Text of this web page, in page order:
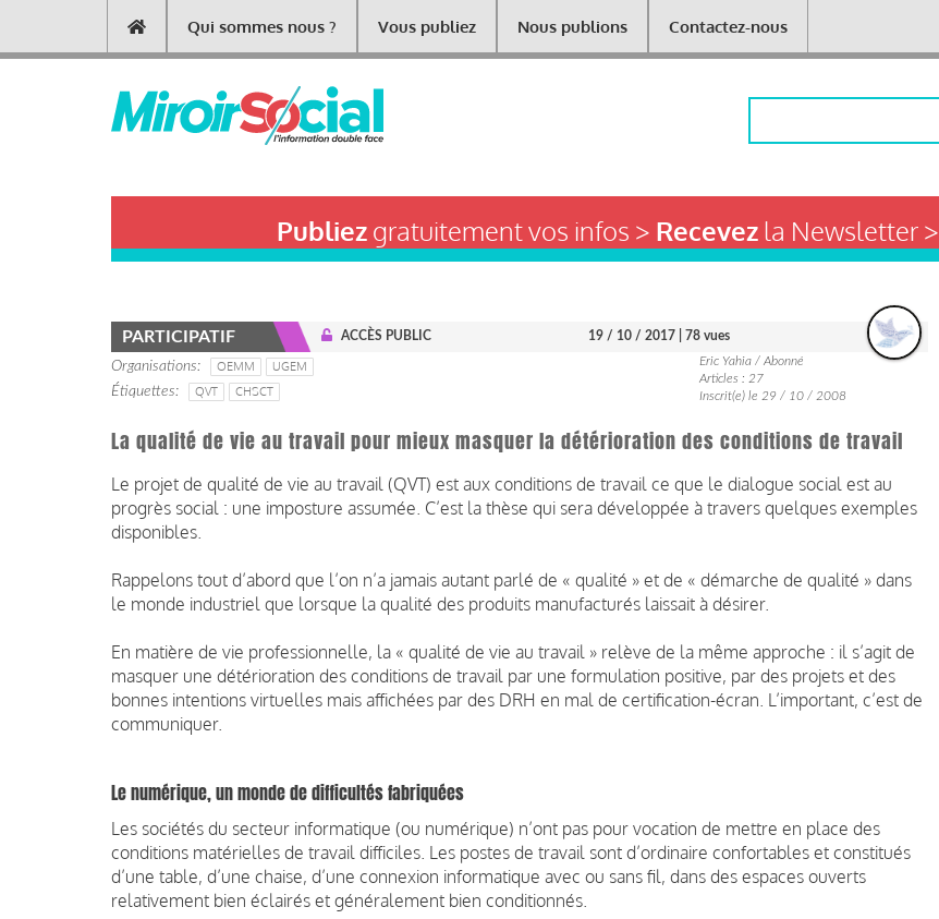
contenu
Main
navigation
Qui sommes nous ? Vous publiez Nous publions Contactez-nous
Publiezgratuitement vos infos > Recevezla Newsletter >
PARTICIPATIF ACCÈS PUBLIC 19 / 10 / 2017 | 78 vues
Organisations OEMM
UGEM
Étiquettes
QVT CHSCT
Eric Yahia / Abonné
Articles : 27
Inscrit(e) le 29 / 10 / 2008
La qualité de vie au travail pour mieux masquer la détérioration des conditions de travail
Le projet de qualité de vie au travail (QVT) est aux conditions de travail ce que le dialogue social est au
progrès social : une imposture assumée. C’est la thèse qui sera développée à travers quelques exemples
disponibles.
Rappelons tout d’abord que l’on n’a jamais autant parlé de « qualité » et de « démarche de qualité » dans
le monde industriel que lorsque la qualité des produits manufacturés laissait à désirer.
En matière de vie professionnelle, la « qualité de vie au travail » relève de la même approche : il s’agit de
masquer une détérioration des conditions de travail par une formulation positive, par des projets et des
bonnes intentions virtuelles mais affichées par des DRH en mal de certification-écran. L’important, c’est de
communiquer.
Le numérique, un monde de difficultés fabriquées
Les sociétés du secteur informatique (ou numérique) n’ont pas pour vocation de mettre en place des
conditions matérielles de travail difficiles. Les postes de travail sont d’ordinaire confortables et constitués
d’une table, d’une chaise, d’une connexion informatique avec ou sans fil, dans des espaces ouverts
relativement bien éclairés et généralement bien conditionnés.